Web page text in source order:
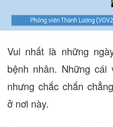
Vui nhất là những
bệnh nhân. Những
nhưng chắc chắn
ở nơi này.